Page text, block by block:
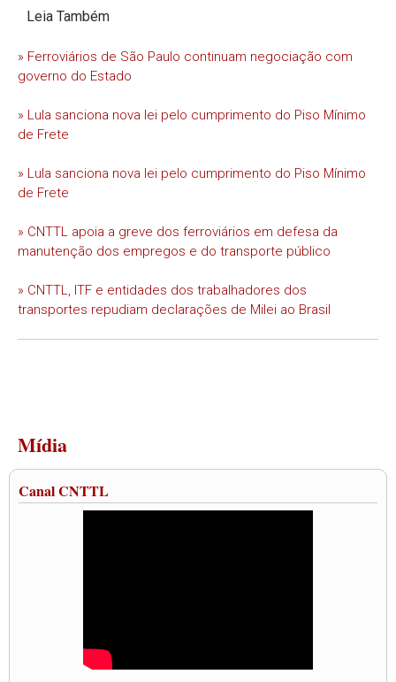
Leia Também
» Ferroviários de São Paulo continuam negociação com
governo do Estado
» Lula sanciona nova lei pelo cumprimento do Piso Mínimo
de Frete
» Lula sanciona nova lei pelo cumprimento do Piso Mínimo
de Frete
» CNTTL apoia a greve dos ferroviários em defesa da
manutenção dos empregos e do transporte público
» CNTTL, ITF e entidades dos trabalhadores dos
transportes repudiam declarações de Milei ao Brasil
Mídia
Canal CNTTL